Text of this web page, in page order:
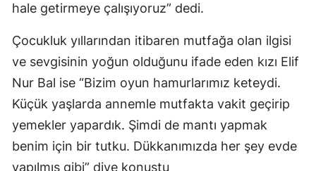
Nevşehir
Niğde
Ordu
hale getirmeye çalışıyoruz” dedi.
Çocukluk yıllarından itibaren mutfağa olan ilgisi
ve sevgisinin yoğun olduğunu ifade eden kızı Elif
Nur Bal ise “Bizim oyun hamurlarımız keteydi.
Küçük yaşlarda annemle mutfakta vakit geçirip
yemekler yapardık. Şimdi de mantı yapmak
benim için bir tutku. Dükkanımızda her şey evde
yapılmış gibi” diye konuştu